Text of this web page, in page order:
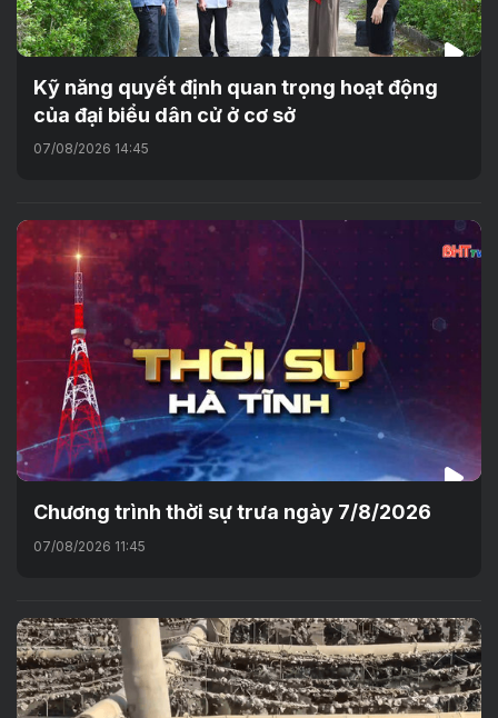
Kỹ năng quyết định quan trọng hoạt động
của đại biểu dân cử ở cơ sở
07/08/2026 14:45
Chương trình thời sự trưa ngày 7/8/2026
07/08/2026 11:45